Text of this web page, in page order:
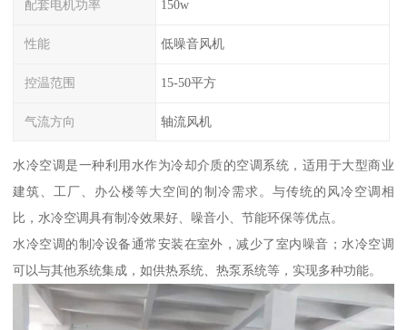
配套电机功率 150w
性能 低噪音风机
控温范围 15-50平方
气流方向 轴流风机
水冷空调是一种利用水作为冷却介质的空调系统，适用于大型商业
建筑、工厂、办公楼等大空间的制冷需求。与传统的风冷空调相
比，水冷空调具有制冷效果好、噪音小、节能环保等优点。
水冷空调的制冷设备通常安装在室外，减少了室内噪音；水冷空调
可以与其他系统集成，如供热系统、热泵系统等，实现多种功能。